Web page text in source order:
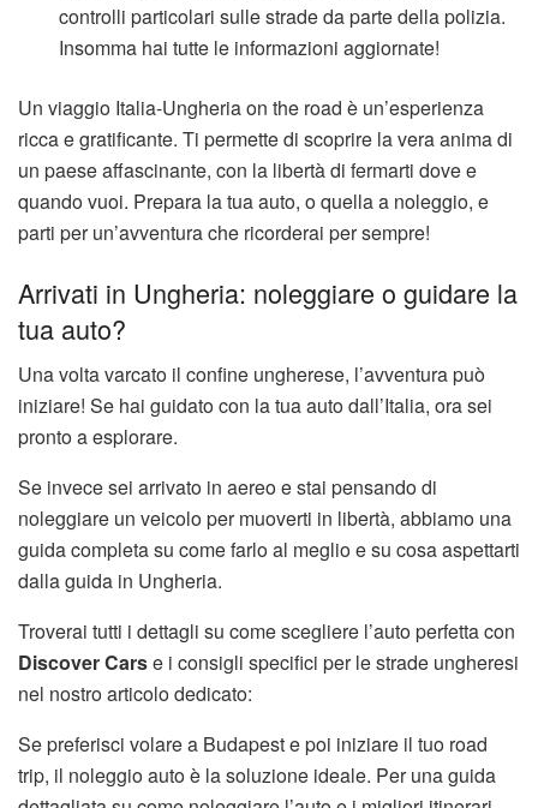
controlli particolari sulle strade da parte della polizia.
Insomma hai tutte le informazioni aggiornate!
Un viaggio Italia-Ungheria on the road è un’esperienza
ricca e gratificante. Ti permette di scoprire la vera anima di
un paese affascinante, con la libertà di fermarti dove e
quando vuoi. Prepara la tua auto, o quella a noleggio, e
parti per un’avventura che ricorderai per sempre!
Arrivati in Ungheria: noleggiare o guidare la
tua auto?
Una volta varcato il confine ungherese, l’avventura può
iniziare! Se hai guidato con la tua auto dall’Italia, ora sei
pronto a esplorare.
Se invece sei arrivato in aereo e stai pensando di
noleggiare un veicolo per muoverti in libertà, abbiamo una
guida completa su come farlo al meglio e su cosa aspettarti
dalla guida in Ungheria.
Troverai tutti i dettagli su come scegliere l’auto perfetta con
Discover Carse i consigli specifici per le strade ungheresi
nel nostro articolo dedicato:
Se preferisci volare a Budapest e poi iniziare il tuo road
trip, il noleggio auto è la soluzione ideale. Per una guida